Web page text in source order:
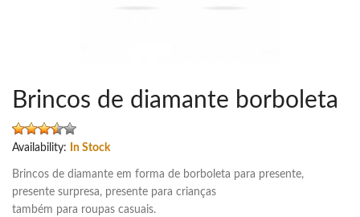
Brincos de diamante borboleta
Availability: In Stock
Brincos de diamante em forma de borboleta para presente,
presente surpresa, presente para crianças
também para roupas casuais.